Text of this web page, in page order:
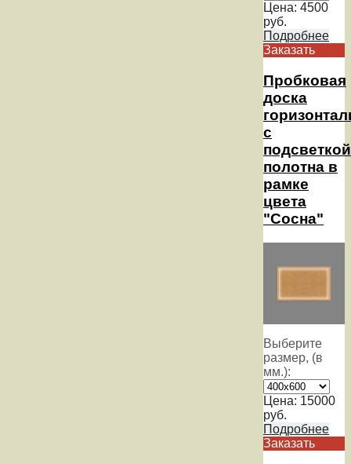
Цена: 4500
руб.
Подробнее
Заказать
Пробковая
доска
с
подсветкой
полотна в
рамке
цвета
"Сосна"
Выберите
размер, (в
мм.):
Цена: 15000
руб.
Подробнее
Заказать